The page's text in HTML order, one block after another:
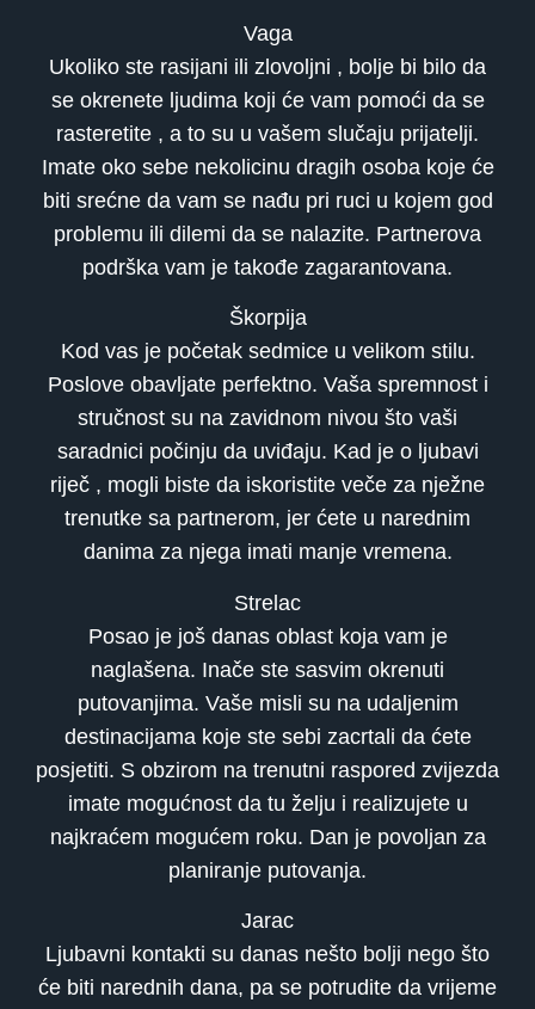
Vaga
Ukoliko ste rasijani ili zlovoljni , bolje bi bilo da
se okrenete ljudima koji će vam pomoći da se
rasteretite , a to su u vašem slučaju prijatelji.
Imate oko sebe nekolicinu dragih osoba koje će
biti srećne da vam se nađu pri ruci u kojem god
problemu ili dilemi da se nalazite. Partnerova
podrška vam je takođe zagarantovana.
Škorpija
Kod vas je početak sedmice u velikom stilu.
Poslove obavljate perfektno. Vaša spremnost i
stručnost su na zavidnom nivou što vaši
saradnici počinju da uviđaju. Kad je o ljubavi
riječ , mogli biste da iskoristite veče za nježne
trenutke sa partnerom, jer ćete u narednim
danima za njega imati manje vremena.
Strelac
Posao je još danas oblast koja vam je
naglašena. Inače ste sasvim okrenuti
putovanjima. Vaše misli su na udaljenim
destinacijama koje ste sebi zacrtali da ćete
posjetiti. S obzirom na trenutni raspored zvijezda
imate mogućnost da tu želju i realizujete u
najkraćem mogućem roku. Dan je povoljan za
planiranje putovanja.
Jarac
Ljubavni kontakti su danas nešto bolji nego što
će biti narednih dana, pa se potrudite da vrijeme